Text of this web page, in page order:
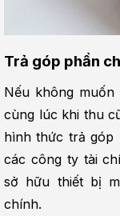
Trả góp phần
Nếu không
cùng lúc khi thu
hình thức trả góp
các công ty tài
sở hữu thiết bị
chính.